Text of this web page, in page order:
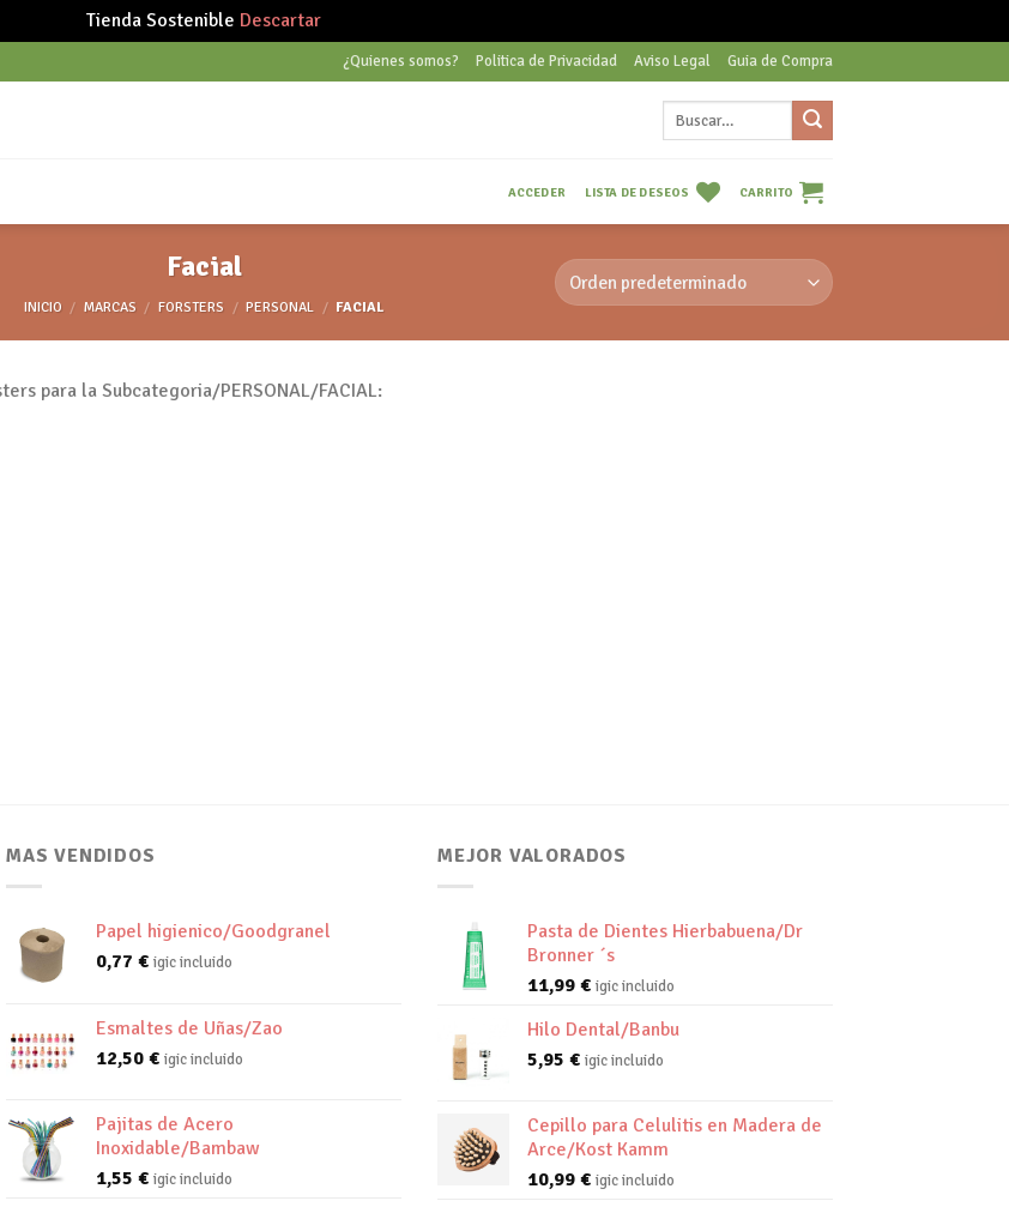
Tienda Sostenible Descartar
¿Quienes somos? Politica de Privacidad Aviso Legal Guia de Compra
ACCEDER LISTA DE DESEOS CARRITO
Facial
INICIO / MARCAS / FORSTERS / PERSONAL / FACIAL
para la Subcategoria/PERSONAL/FACIAL:
MAS VENDIDOS
Papel higienico/Goodgranel
0,77 € igic incluido
Esmaltes de Uñas/Zao
12,50 € igic incluido
Pajitas de Acero
Inoxidable/Bambaw
1,55 € igic incluido
MEJOR VALORADOS
Pasta de Dientes Hierbabuena/Dr
Bronner ´s
11,99 € igic incluido
Hilo Dental/Banbu
5,95 € igic incluido
Cepillo para Celulitis en Madera de
Arce/Kost Kamm
10,99 € igic incluido